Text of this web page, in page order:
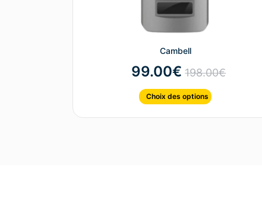
Cambell
198.00€
99.00€
Choix des options